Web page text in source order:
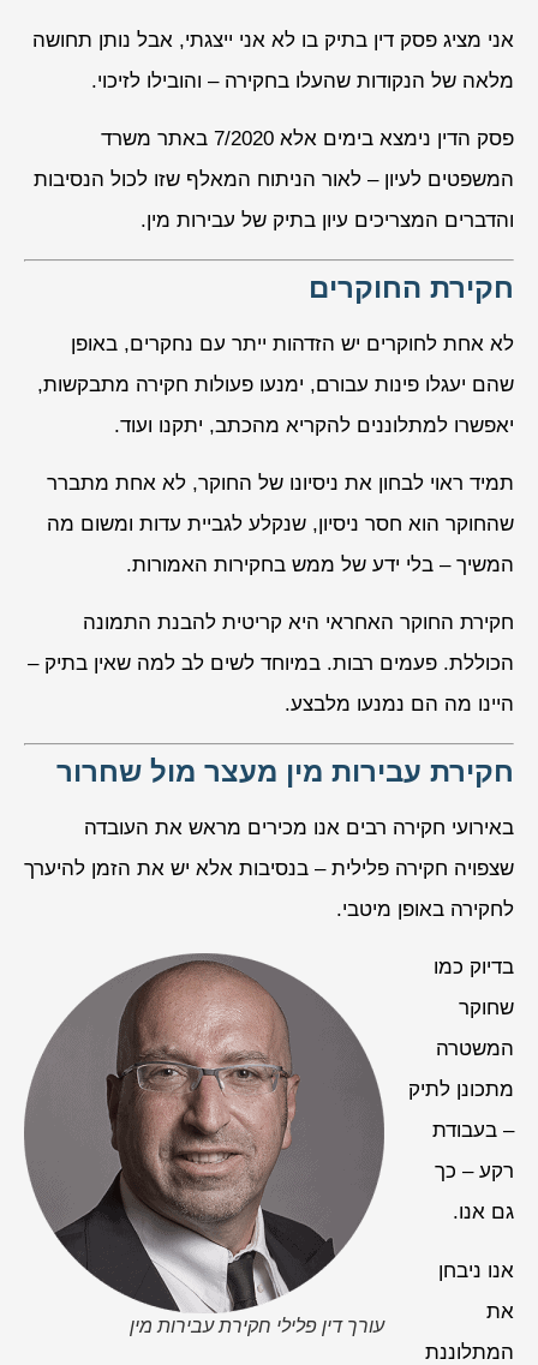
אני מציג פסק דין בתיק בו לא אני ייצגתי, אבל נותן תחושה
מלאה של הנקודות שהעלו בחקירה – והובילו לזיכוי.
פסק הדין נימצא בימים אלא 7/2020 באתר משרד
המשפטים לעיון – לאור הניתוח המאלף שזו לכול הנסיבות
והדברים המצריכים עיון בתיק של עבירות מין.
חקירת החוקרים
לא אחת לחוקרים יש הזדהות ייתר עם נחקרים, באופן
שהם יעגלו פינות עבורם, ימנעו פעולות חקירה מתבקשות,
יאפשרו למתלוננים להקריא מהכתב, יתקנו ועוד.
תמיד ראוי לבחון את ניסיונו של החוקר, לא אחת מתברר
שהחוקר הוא חסר ניסיון, שנקלע לגביית עדות ומשום מה
המשיך – בלי ידע של ממש בחקירות האמורות.
חקירת החוקר האחראי היא קריטית להבנת התמונה
הכוללת. פעמים רבות. במיוחד לשים לב למה שאין בתיק –
היינו מה הם נמנעו מלבצע.
חקירת עבירות מין מעצר מול שחרור
באירועי חקירה רבים אנו מכירים מראש את העובדה
שצפויה חקירה פלילית – בנסיבות אלא יש את הזמן להיערך
לחקירה באופן מיטבי.
עורך דין פלילי חקירת עבירות מין
בדיוק כמו
שחוקר
המשטרה
מתכונן לתיק
– בעבודת
רקע – כך
גם אנו.
אנו ניבחן
את
המתלוננת